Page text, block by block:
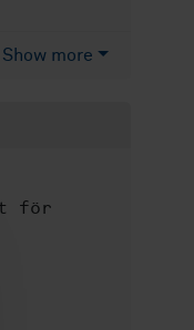
Show more
för